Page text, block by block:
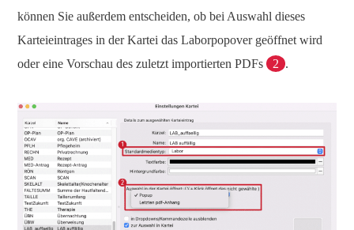
können Sie außerdem entscheiden, ob bei Auswahl dieses
Karteieintrages in der Kartei das Laborpopover geöffnet wird
oder eine Vorschau des zuletzt importierten PDFs
2 .